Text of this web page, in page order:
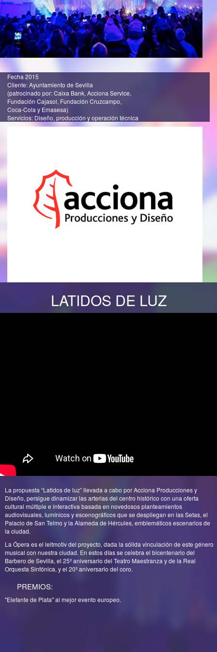
Fecha 2015
Cliente: Ayuntamiento de Sevilla
(patrocinado por: Caixa Bank, Acciona Service,
Fundación Cajasol, Fundación Cruzcampo,
Coca-Cola y Emasesa)
Servicios: Diseño, producción y operación técnica
LATIDOS DE LUZ
La propuesta “Latidos de luz” llevada a cabo por Acciona Producciones y
Diseño, persigue dinamizar las arterias del centro histórico con una oferta
cultural múltiple e interactiva basada en novedosos planteamientos
audiovisuales, lumínicos y escenográficos que se despliegan en las Setas, el
Palacio de San Telmo y la Alameda de Hércules, emblemáticos escenarios de
la ciudad.
La Ópera es el leitmotiv del proyecto, dada la sólida vinculación de este género
musical con nuestra ciudad. En estos días se celebra el bicentenario del
Barbero de Sevilla, el 25º aniversario del Teatro Maestranza y de la Real
Orquesta Sinfónica, y el 20º aniversario del coro.
PREMIOS:
"Elefante de Plata" al mejor evento europeo.